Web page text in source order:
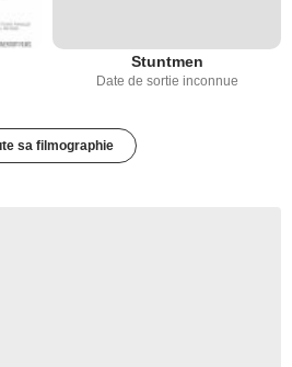
Stuntmen
Date de sortie inconnue
sa filmographie